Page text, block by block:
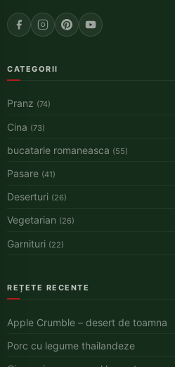
CATEGORII
Pranz (74)
Cina (73)
bucatarie romaneasca (55)
Pasare (41)
Deserturi (26)
Vegetarian (26)
Garnituri (22)
REȚETE RECENTE
Apple Crumble – desert de toamna
Porc cu legume thailandeze